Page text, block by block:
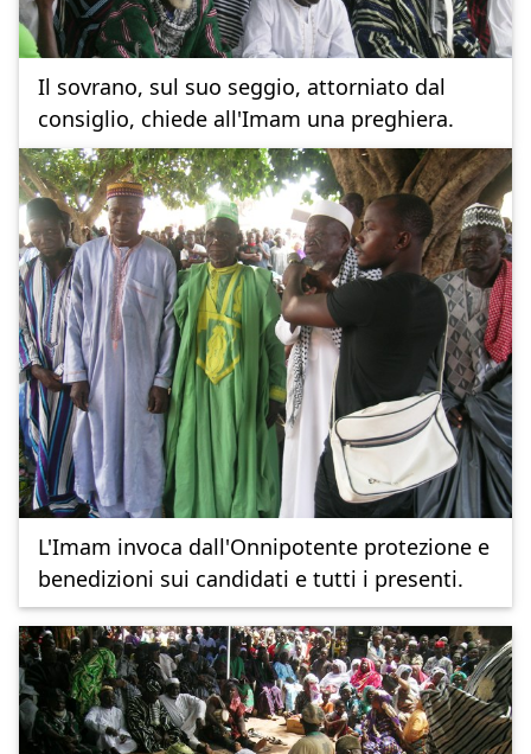
Il sovrano, sul suo seggio, attorniato dal
consiglio, chiede all'Imam una preghiera.
L'Imam invoca dall'Onnipotente protezione e
benedizioni sui candidati e tutti i presenti.